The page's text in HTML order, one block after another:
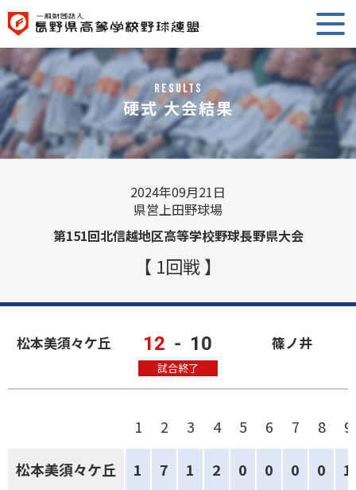
RESULTS
硬式 大会結果
2024年09月21日
県営上田野球場
第151回北信越地区高等学校野球長野県大会
【 1回戦 】
松本美須々ケ丘 12 - 10
試合終了
篠ノ井
1 2 3 4 5 6 7 8 9
松本美須々ケ丘 1 7 1 2 0 0 0 0 1